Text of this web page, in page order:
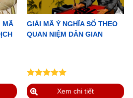
MÃ
GIẢI MÃ Ý NGHĨA SỐ THEO
QUAN NIỆM DÂN GIAN
Xem chi tiết